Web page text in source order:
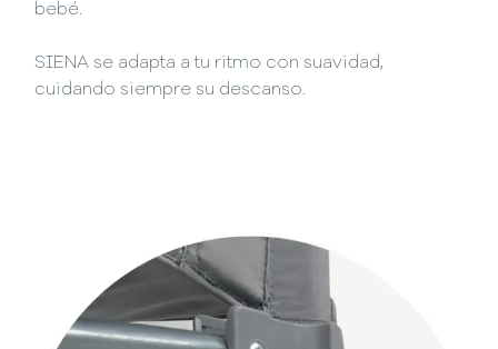
bebé.
SIENA se adapta a tu ritmo con suavidad,
cuidando siempre su descanso.